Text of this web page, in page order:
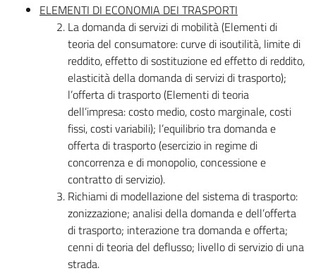
ELEMENTI DI ECONOMIA DEI TRASPORTI
La domanda di servizi di mobilità (Elementi di
teoria del consumatore: curve di isoutilità, limite di
reddito, effetto di sostituzione ed effetto di reddito,
elasticità della domanda di servizi di trasporto);
l’offerta di trasporto (Elementi di teoria
dell’impresa: costo medio, costo marginale, costi
fissi, costi variabili); l’equilibrio tra domanda e
offerta di trasporto (esercizio in regime di
concorrenza e di monopolio, concessione e
contratto di servizio).
Richiami di modellazione del sistema di trasporto:
zonizzazione; analisi della domanda e dell’offerta
di trasporto; interazione tra domanda e offerta;
cenni di teoria del deflusso; livello di servizio di una
strada.